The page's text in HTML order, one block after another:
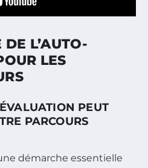
L’AUTO-
LES
PEUT
PARCOURS
démarche essentielle